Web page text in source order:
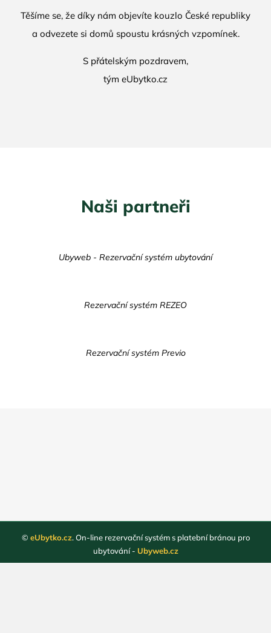
Těšíme se, že díky nám objevíte kouzlo České republiky
a odvezete si domů spoustu krásných vzpomínek.
S přátelským pozdravem,
tým eUbytko.cz
Naši partneři
Ubyweb - Rezervační systém ubytování
Rezervační systém REZEO
Rezervační systém Previo
© eUbytko.cz. On-line rezervační systém s platební bránou pro
ubytování - Ubyweb.cz